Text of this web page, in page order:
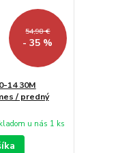
54,98 €
- 35 %
14 30M
/ predný
u nás 1 ks